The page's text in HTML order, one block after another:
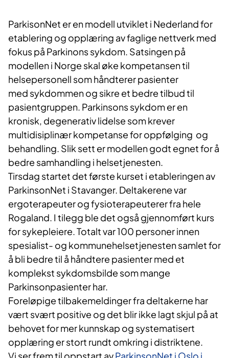
ParkisonNet er en modell utviklet i Nederland for
etablering og opplæring av faglige nettverk med
fokus på Parkinons sykdom. Satsingen på
modellen i Norge skal øke kompetansen til
helsepersonell som håndterer pasienter
med sykdommen og sikre et bedre tilbud til
pasientgruppen. Parkinsons sykdom er en
kronisk, degenerativ lidelse som krever
multidisiplinær kompetanse for oppfølging og
behandling. Slik sett er modellen godt egnet for å
bedre samhandling i helsetjenesten.
Tirsdag startet det første kurset i etableringen av
ParkinsonNet i Stavanger. Deltakerene var
ergoterapeuter og fysioterapeuterer fra hele
Rogaland. I tilegg ble det også gjennomført kurs
for sykepleiere. Totalt var 100 personer innen
spesialist- og kommunehelsetjenesten samlet for
å bli bedre til å håndtere pasienter med et
komplekst sykdomsbilde som mange
Parkinsonpasienter har.
Foreløpige tilbakemeldinger fra deltakerne har
vært svært positive og det blir ikke lagt skjul på at
behovet for mer kunnskap og systematisert
opplæring er stort rundt omkring i distriktene.